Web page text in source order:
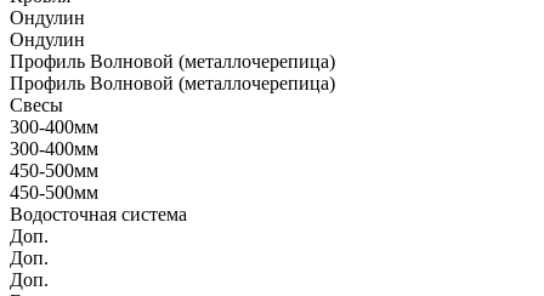
Ондулин
Ондулин
Профиль Волновой (металлочерепица)
Профиль Волновой (металлочерепица)
Свесы
300-400мм
300-400мм
450-500мм
450-500мм
Водосточная система
Доп.
Доп.
Доп.